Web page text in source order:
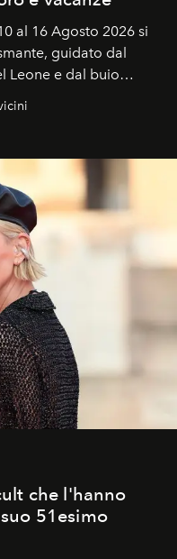
al 16 Agosto 2026 si
guidato dal
Leone e dal buio
che l'hanno
51esimo